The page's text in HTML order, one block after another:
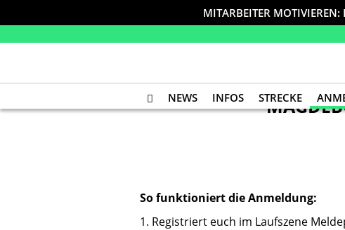
MITARBEITER
NEWS INFOS STRECKE
So funktioniert die Anmeldung:
1. Registriert euch im Laufszene